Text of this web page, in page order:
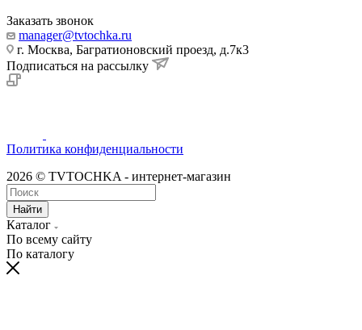
Заказать звонок
manager@tvtochka.ru
г. Москва, Багратионовский проезд, д.7к3
Подписаться на рассылку
Политика конфиденциальности
2026 © TVTOCHKA - интернет-магазин
Найти
Каталог
По всему сайту
По каталогу